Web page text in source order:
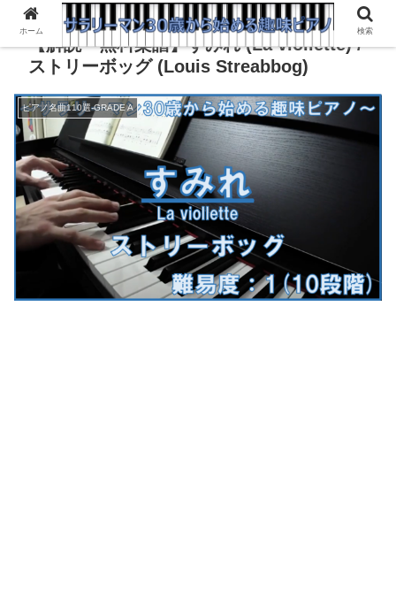
【解説・無料楽譜】すみれ (La viollette) /
ストリーボッグ (Louis Streabbog)
ピアノ名曲110選-GRADE A
ホーム 検索